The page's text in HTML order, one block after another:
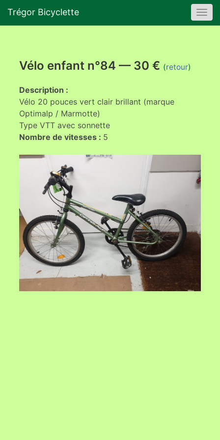
Trégor Bicyclette
Vélo enfant n°84 — 30 € (retour)
Description :
Vélo 20 pouces vert clair brillant (marque
Optimalp / Marmotte)
Type VTT avec sonnette
Nombre de vitesses : 5